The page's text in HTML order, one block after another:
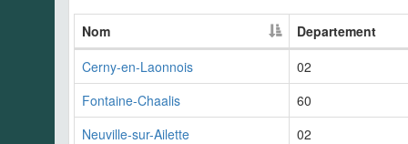
Nom
Departement
Cerny-en-Laonnois
02
Fontaine-Chaalis
60
Neuville-sur-Ailette
02